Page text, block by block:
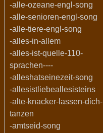
-alle-ozeane-engl-song
-alle-senioren-engl-song
-alle-tiere-engl-song
-alles-in-allem
-alles-ist-quelle-110-
sprachen----
-alleshatseinezeit-song
-allesistliebeallesisteins
-alte-knacker-lassen-dich-
tanzen
-amtseid-song